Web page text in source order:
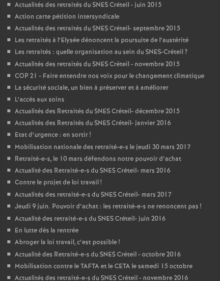
Actualités des retraités duSNESCréteil - juin 2015
Action carte pétition intersyndicale
Actualités des retraités duSNESCréteil- septembre 2015
Les retraités à l’Elysée dénoncent la poursuite de l’austérité
Les retraités : quelle organisation au sein duSNES-Créteil?
Actualités des retraités duSNESCréteil - novembre 2015
COP21 - Faire entendre nos voix pour le changement climatique
La sécurité sociale, un bien à préserver et à améliorer
L’accès aux soins
Actualités des Retraités duSNESCréteil- décembre 2015
Actualités des Retraités duSNESCréteil- janvier 2016
Etat d’urgence : en sortir!
Mobilisation nationale des retraité-e-s le jeudi 30 mars 2017
Retraité-e-s, le 10 mars défendons notre pouvoir d’achat
Actualité des Retraité-e-s duSNESCréteil- mars 2016
Contre le projet de loi travail!
Actualités des retraité-e-s duSNESCréteil- mars 2017
Jeudi 9 juin. Pouvoir d’achat : les retraité-e-s ne renoncent pas !
Actualité des retraité-e-s duSNESCréteil- juin 2016
En lutte dès la rentrée
Abroger la loi travail, c’est possible!
Actualité des Retraité-e-s duSNESCréteil - octobre 2016
Mobilisation contre leTAFTAet leCETA le samedi 15 octobre
Actualités des retraité-e-s duSNESCréteil - novembre 2016